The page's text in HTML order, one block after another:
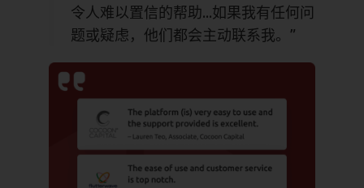
令人难以置信的帮助...如果我有任何问
题或疑虑，他们都会主动联系我。”